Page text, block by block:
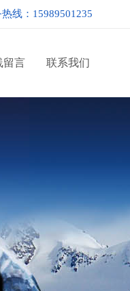
线：15989501235
留言 联系我们